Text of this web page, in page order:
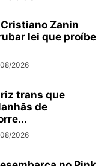
Zanin
lei que proíbe
2026
trans que
de
2026